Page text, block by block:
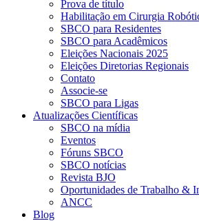
Prova de título
Habilitação em Cirurgia
SBCO para Residentes
SBCO para Acadêmicos
Eleições Nacionais 2025
Eleições Diretorias Regionais
Contato
Associe-se
SBCO para Ligas
Atualizações Científicas
SBCO na mídia
Eventos
Fóruns SBCO
SBCO notícias
Revista BJO
Oportunidades de Trabalho &
ANCC
Blog